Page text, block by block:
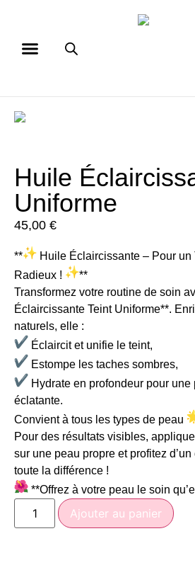
Huile
Uniforme
45,00 €
**
Huile Éclaircissante – Pour un
Radieux !
**
Transformez votre routine de soin
Éclaircissante Teint Uniforme**.
naturels, elle :
Éclaircit et unifie le teint,
Estompe les taches sombres,
Hydrate en profondeur pour une
éclatante.
Convient à tous les types de peau
Pour des résultats visibles,
sur une peau propre et profitez
toute la différence !
**Offrez à votre peau le soin
Ajouter au panier